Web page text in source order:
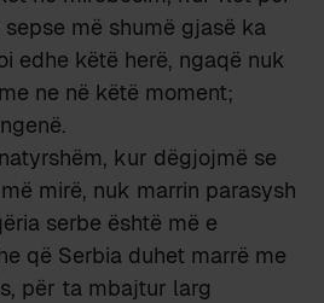
sepse më shumë gjasë ka
edhe këtë herë, ngaqë nuk
ne në këtë moment;
kur dëgjojmë se
mirë, nuk marrin parasysh
serbe është më e
që Serbia duhet marrë me
për ta mbajtur larg